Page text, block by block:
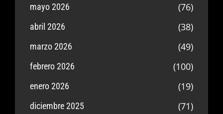
mayo 2026 (76)
abril 2026 (38)
marzo 2026 (49)
febrero 2026 (100)
enero 2026 (19)
diciembre 2025 (71)